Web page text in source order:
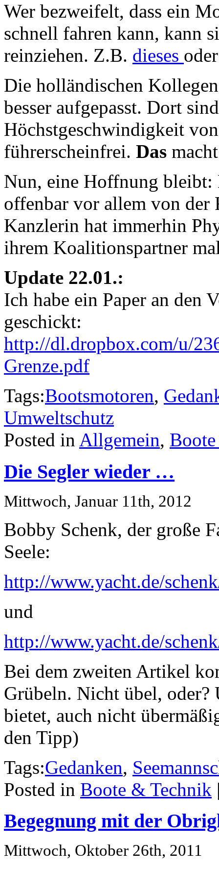
Wer bezweifelt, dass ein
schnell fahren kann, kann
reinziehen. Z.B. dieses
Die holländischen
besser aufgepasst. Dort
Höchstgeschwindigkeit
führerscheinfrei. Das
Nun, eine Hoffnung bleibt:
offenbar vor allem von der
Kanzlerin hat immerhin
ihrem Koalitionspartner
Update 22.01.:
Ich habe ein Paper an den
geschickt:
http://dl.dropbox.com/u/
Grenze.pdf
Tags:Bootsmotoren,
Umweltschutz
Posted in Allgemein,
Die Segler wieder …
Mittwoch, Januar 11th, 2012
Bobby Schenk, der große
Seele:
http://www.yacht.de/
und
http://www.yacht.de/
Bei dem zweiten Artikel
Grübeln. Nicht übel, oder?
bietet, auch nicht
den Tipp)
Tags:Gedanken,
Posted in Boote & Technik
Begegnung mit der
Mittwoch, Oktober 26th, 2011